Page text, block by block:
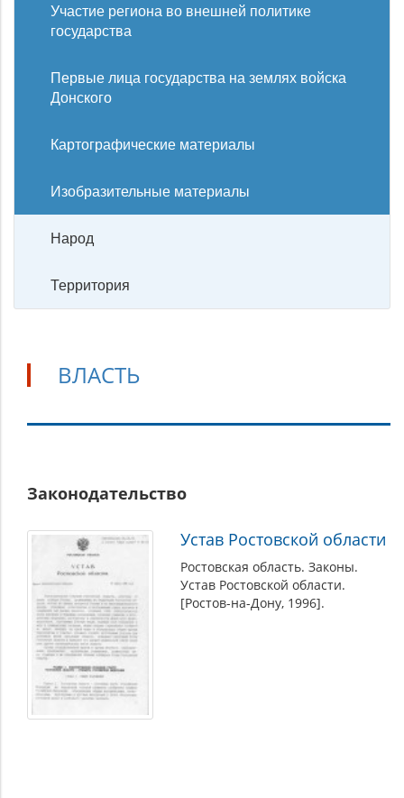
Участие региона во внешней политике
государства
Первые лица государства на землях войска
Донского
Картографические материалы
Изобразительные материалы
Народ
Территория
ВЛАСТЬ
Законодательство
Устав Ростовской области
Ростовская область. Законы.
Устав Ростовской области.
[Ростов-на-Дону, 1996].